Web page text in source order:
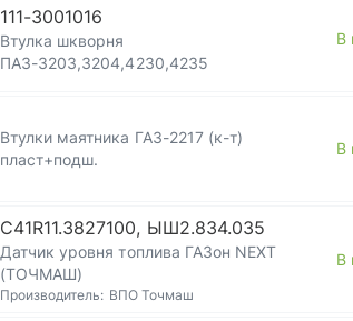
111-3001016
Втулка шкворня
ПАЗ-3203,3204,4230,4235
В
Втулки маятника ГАЗ-2217 (к-т)
пласт+подш.
В
С41R11.3827100, ЫШ2.834.035
Датчик уровня топлива ГАЗон NEXT
(ТОЧМАШ)
Производитель: ВПО Точмаш
В